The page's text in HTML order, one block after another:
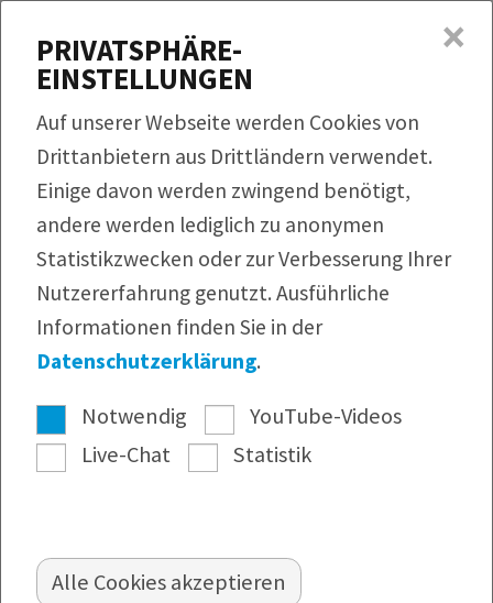
Produkte
Rezepte
Service
Unternehmen
QUICKLINKS
Produktfinder
Bildmaterial
Rezeptfinder
Infomaterial
Pressearchiv
Newsletter
NEWS, AKTIONEN UND
HINTERGRUNDINFORMATIONEN
SEIEN SIE RUNDUM INFORMIERT!
Melden Sie sich hier für unseren BÜRGER-
Newsletter an!
Werksverkauf Ditzingen
Fabrikverkauf Crailsheim
PRIVATSPHÄRE-
EINSTELLUNGEN
Auf unserer Webseite werden Cookies von
Drittanbietern aus Drittländern verwendet.
Einige davon werden zwingend benötigt,
andere werden lediglich zu anonymen
Statistikzwecken oder zur Verbesserung Ihrer
Nutzererfahrung genutzt. Ausführliche
Informationen finden Sie in der
Datenschutzerklärung.
Notwendig
YouTube-Videos
Live-Chat
Statistik
Alle Cookies akzeptieren
×